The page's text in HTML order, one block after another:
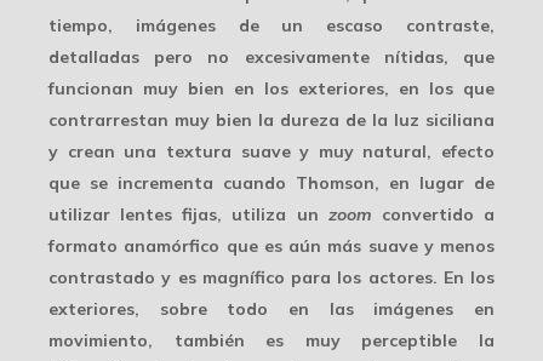
tiempo, imágenes de un escaso contraste,
detalladas pero no excesivamente nítidas, que
funcionan muy bien en los exteriores, en los que
contrarrestan muy bien la dureza de la luz siciliana
y crean una textura suave y muy natural, efecto
que se incrementa cuando Thomson, en lugar de
utilizar lentes fijas, utiliza un zoom convertido a
formato anamórfico que es aún más suave y menos
contrastado y es magnífico para los actores. En los
exteriores, sobre todo en las imágenes en
movimiento, también es muy perceptible la